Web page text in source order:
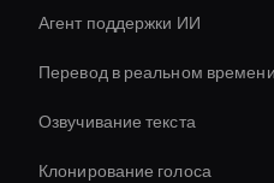
Агент поддержки ИИ
Перевод в реальном времени
Озвучивание текста
Клонирование голоса